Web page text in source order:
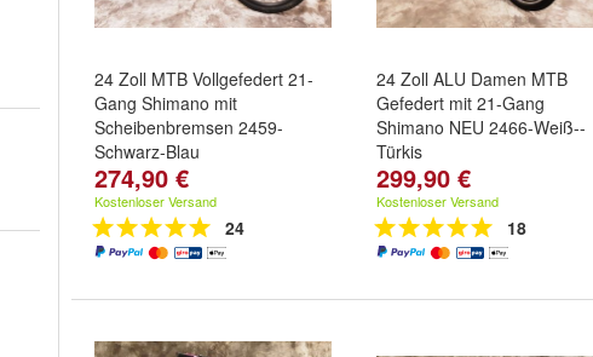
24 Zoll MTB Vollgefedert 21-
Gang Shimano mit
Scheibenbremsen 2459-
Schwarz-Blau
274,90 €
Kostenloser Versand
24
24 Zoll ALU Damen MTB
Gefedert mit 21-Gang
Shimano NEU 2466-Weiß--
Türkis
299,90 €
Kostenloser Versand
18